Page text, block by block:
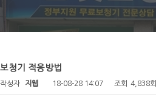
보청기 적응방법
작성자 지웹 18-08-28 14:07 조회 4,838회